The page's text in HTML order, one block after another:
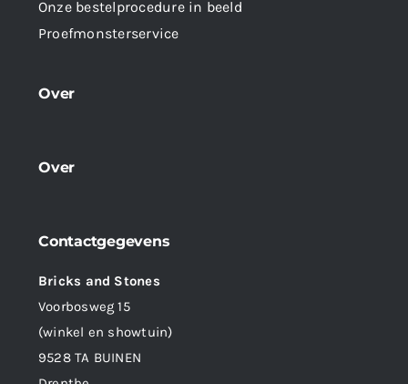
Onze bestelprocedure in beeld
Proefmonsterservice
Over
Over
Contactgegevens
Bricks and Stones
Voorbosweg 15
(winkel en showtuin)
9528 TA BUINEN